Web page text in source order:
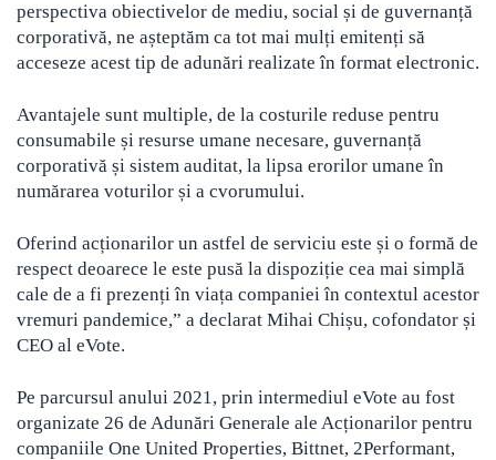
perspectiva obiectivelor de mediu, social și de guvernanță
corporativă, ne așteptăm ca tot mai mulți emitenți să
acceseze acest tip de adunări realizate în format electronic.
Avantajele sunt multiple, de la costurile reduse pentru
consumabile și resurse umane necesare, guvernanță
corporativă și sistem auditat, la lipsa erorilor umane în
numărarea voturilor și a cvorumului.
Oferind acționarilor un astfel de serviciu este și o formă de
respect deoarece le este pusă la dispoziție cea mai simplă
cale de a fi prezenți în viața companiei în contextul acestor
vremuri pandemice,” a declarat Mihai Chișu, cofondator și
CEO al eVote.
Pe parcursul anului 2021, prin intermediul eVote au fost
organizate 26 de Adunări Generale ale Acționarilor pentru
companiile One United Properties, Bittnet, 2Performant,